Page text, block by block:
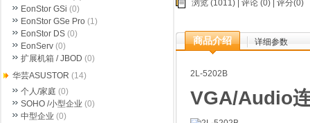
浏览 (1011) | 评论 (0) | 评分(0)
商品介绍 详细参数
2L-5202B
VGA/Audio
EonStor GSi (0)
EonStor GSe Pro (1)
EonStor DS (0)
EonServ (0)
扩展机箱 / JBOD (0)
华芸ASUSTOR (14)
个人/家庭 (0)
SOHO /小型企业 (0)
中型企业 (0)